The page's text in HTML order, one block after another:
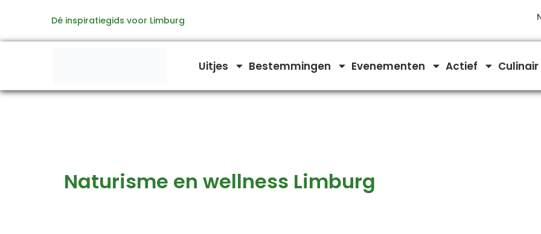
de
Dé inspiratiegids voor Limburg
Uitjes Bestemmingen Evenementen Actief Culinair
Naturisme en wellness Limburg
naar: